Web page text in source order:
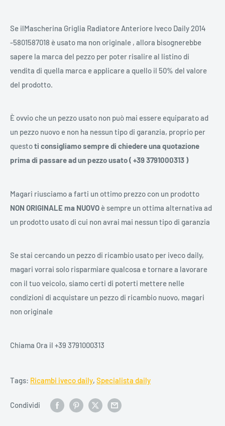
Se ilMascherina Griglia Radiatore Anteriore Iveco Daily 2014
-5801587018 è usato ma non originale , allora bisognerebbe
sapere la marca del pezzo per poter risalire al listino di
vendita di quella marca e applicare a quello il 50% del valore
del prodotto.
È ovvio che un pezzo usato non può mai essere equiparato ad
un pezzo nuovo e non ha nessun tipo di garanzia, proprio per
questoti consigliamo sempre di chiedere una quotazione
prima di passare ad un pezzo usato ( +39 3791000313 )
Magari riusciamo a farti un ottimo prezzo con un prodotto
NON ORIGINALE ma NUOVO è sempre un ottima alternativa ad
un prodotto usato di cui non avrai mai nessun tipo di garanzia
Se stai cercando un pezzo di ricambio usato per iveco daily,
magari vorrai solo risparmiare qualcosa e tornare a lavorare
con il tuo veicolo, siamo certi di poterti mettere nelle
condizioni di acquistare un pezzo di ricambio nuovo, magari
non originale
Chiama Ora il +39 3791000313
Tags: Ricambi iveco daily, Specialista daily
Condividi